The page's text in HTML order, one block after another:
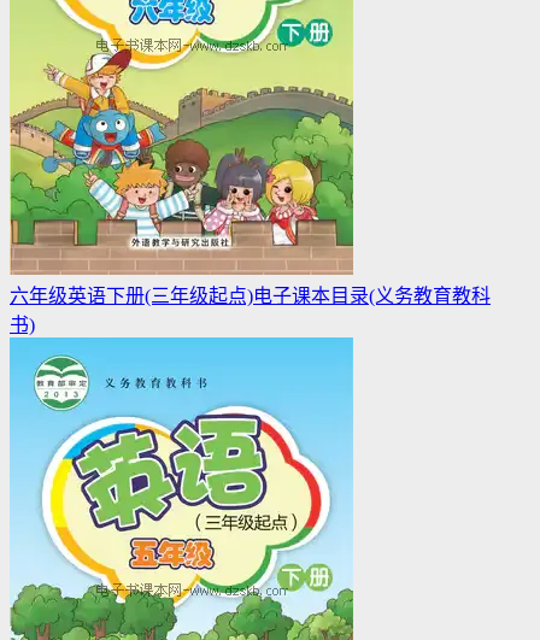
六年级英语下册(三年级起点)电子课本目录(义务教育教科
书)